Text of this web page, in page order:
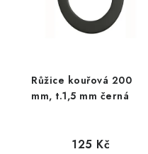
Růžice kouřová 200
mm, t.1,5 mm černá
125 Kč